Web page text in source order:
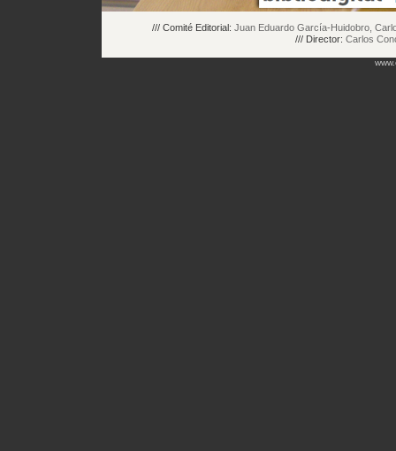
/// Comité Editorial: Juan Eduardo García-Huidobro,
/// Director: Carlos